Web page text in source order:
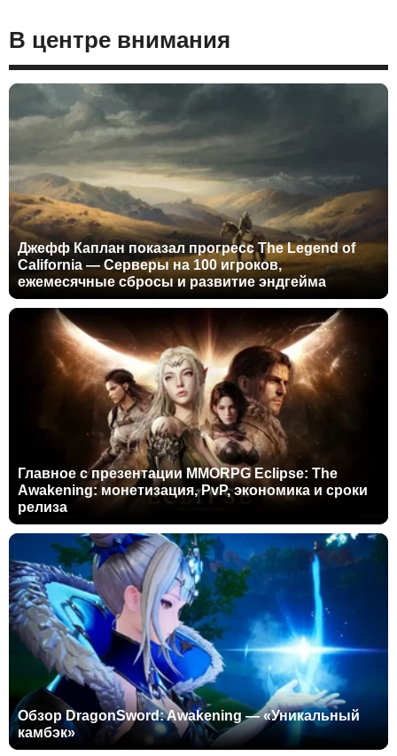
В центре внимания
Джефф Каплан показал прогресс The Legend of
California — Серверы на 100 игроков,
ежемесячные сбросы и развитие эндгейма
Главное с презентации MMORPG Eclipse: The
Awakening: монетизация, PvP, экономика и сроки
релиза
Обзор DragonSword: Awakening — «Уникальный
камбэк»